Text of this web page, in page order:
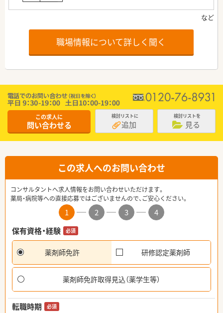
職場情報について詳しく聞く
この求人に
問い合わせる
検討リストに
追加
検討リストを
見る
この求人へのお問い合わせ
コンサルタントへ求人情報をお問い合わせいただけます。
薬局・病院等への直接応募ではございませんので、ご安心ください。
1 2 3
4
保有資格・経験
必須
薬剤師免許 研修認定薬剤師
薬剤師免許取得見込（薬学生等）
転職時期 必須